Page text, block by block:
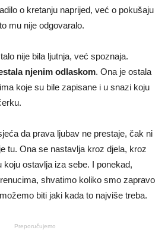
o kretanju naprijed, već o pokušaju
mu nije odgovaralo.
nije bila ljutnja, već spoznaja.
njenim odlaskom. Ona je ostala
koje su bile zapisane i u snazi koju
da prava ljubav ne prestaje, čak ni
tu. Ona se nastavlja kroz djela, kroz
koju ostavlja iza sebe. I ponekad,
shvatimo koliko smo zapravo
biti jaki kada to najviše treba.
Preporučujemo